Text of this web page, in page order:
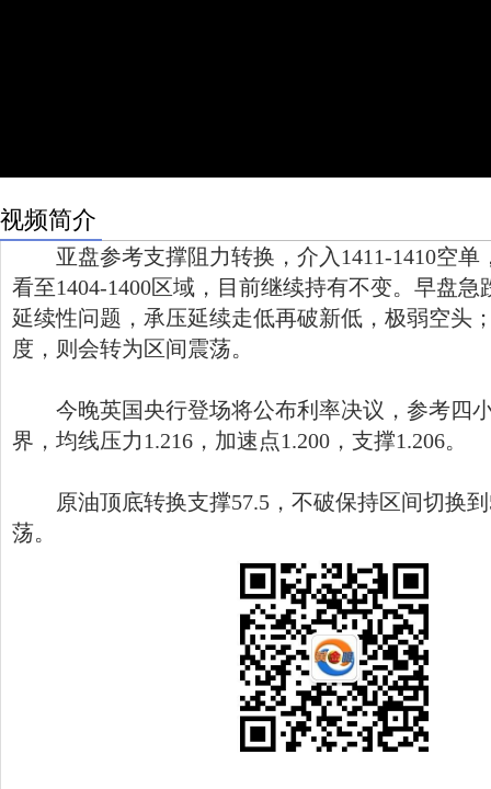
视频简介
亚盘参考支撑阻力转换，介入1411-1410空单
看至1404-1400区域，目前继续持有不变。早盘急
延续性问题，承压延续走低再破新低，极弱空头
度，则会转为区间震荡。
今晚英国央行登场将公布利率决议，参考四
界，均线压力1.216，加速点1.200，支撑1.206。
原油顶底转换支撑57.5，不破保持区间切换到
荡。